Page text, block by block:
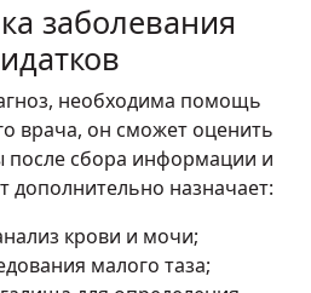
заболевания
необходима помощь
врача, он сможет оценить
сбора информации и
дополнительно назначает:
крови и мочи;
малого таза;